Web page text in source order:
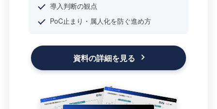
導入判断の観点
PoC止まり・属人化を防ぐ進め方
資料の詳細を見る